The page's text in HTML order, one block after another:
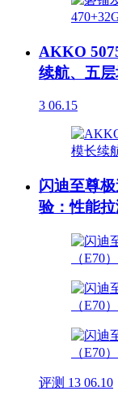
AKKO
续航、五
3 06.15
闪迪至尊
验：性能
评测 13 06.10